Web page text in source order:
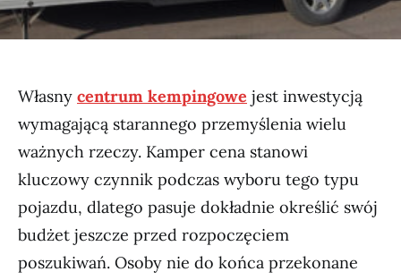
Własny centrum kempingowe jest inwestycją
wymagającą starannego przemyślenia wielu
ważnych rzeczy. Kamper cena stanowi
kluczowy czynnik podczas wyboru tego typu
pojazdu, dlatego pasuje dokładnie określić swój
budżet jeszcze przed rozpoczęciem
poszukiwań. Osoby nie do końca przekonane